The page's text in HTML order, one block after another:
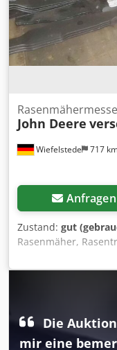
Wiefelstede 717
John Deere
Anfragen
Zustand: gut
Rasenmäher,
Mähbalken,
Stück Crodpjb A R
Paket: komplett -
Die
mir eine